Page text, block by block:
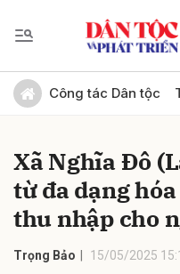
Công tác Dân tộc
Xã Nghĩa Đô
từ đa dạng
thu nhập cho
Trọng Bảo 15/05/2025
Gửi bình luận